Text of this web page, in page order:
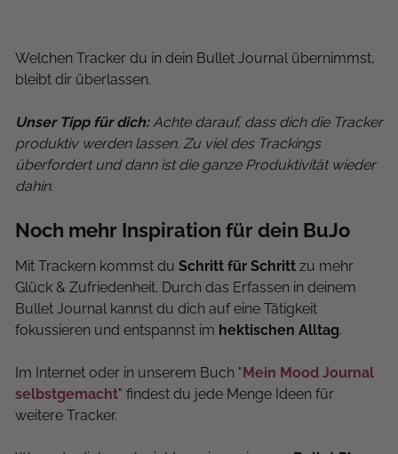
Welchen Tracker du in dein Bullet Journal übernimmst,
bleibt dir überlassen.
Unser Tipp für dich:Achte darauf, dass dich die Tracker
produktiv werden lassen. Zu viel des Trackings
überfordert und dann ist die ganze Produktivitätwieder
dahin.
Noch mehr Inspiration für dein BuJo
Mit Trackern kommst du Schritt für Schritt zu mehr
Glück & Zufriedenheit. Durch das Erfassen in deinem
Bullet Journal kannst du dich auf eine Tätigkeit
fokussieren und entspannst im hektischen Alltag.
Im Internet oder in unserem Buch "Mein Mood Journal
selbstgemacht" findest du jede Menge Ideen für
weitere Tracker.